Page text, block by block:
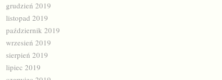
grudzień 2019
listopad 2019
październik 2019
wrzesień 2019
sierpień 2019
lipiec 2019